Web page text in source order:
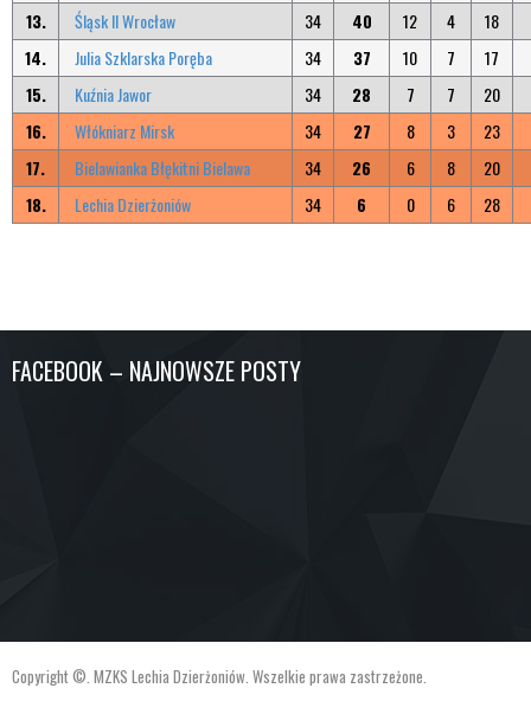
13.
Śląsk II Wrocław 34 40 12 4
18
14.
Julia Szklarska Poręba 34 37 10 7
17
15.
Kuźnia Jawor 34 28 7 7
20
16.
Włókniarz Mirsk 34 27 8 3
23
17.
Bielawianka Błękitni Bielawa 34 26 6 8
20
18.
Lechia Dzierżoniów 34 6 0 6 28
FACEBOOK – NAJNOWSZE POSTY
Copyright ©. MZKS Lechia Dzierżoniów. Wszelkie prawa zastrzeżone.